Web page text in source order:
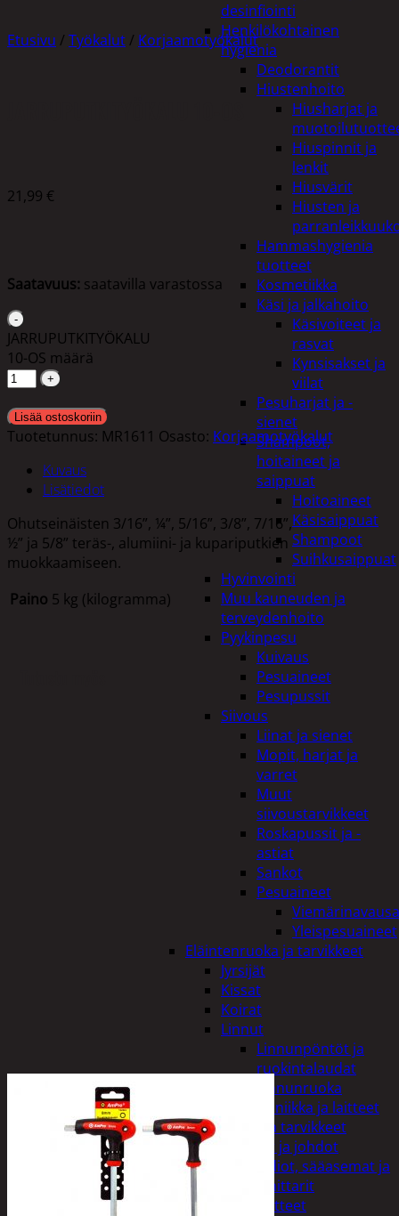
desinfiointi
Henkilökohtainen
hygienia
Deodorantit
Hiustenhoito
Hiusharjat ja
Hiuspinnit ja
lenkit
Hiusvärit
Hiusten ja
Hammashygienia
tuotteet
Kosmetiikka
Käsi ja jalkahoito
Käsivoiteet ja
rasvat
Kynsisakset ja
viilat
Pesuharjat ja -
sienet
Shampoot,
hoitaineet ja
saippuat
Hoitoaineet
Käsisaippuat
Shampoot
Suihkusaippuat
Hyvinvointi
Muu kauneuden ja
terveydenhoito
Pyykinpesu
Kuivaus
Pesuaineet
Pesupussit
Siivous
Liinat ja sienet
Mopit, harjat ja
varret
Muut
siivoustarvikkeet
Roskapussit ja -
astiat
Sankot
Pesuaineet
Yleispesuaineet
Eläintenruoka ja tarvikkeet
Jyrsijät
Kissat
Koirat
Linnut
Linnunpöntöt ja
ruokintalaudat
Linnunruoka
Kodin elektroniikka ja laitteet
Imurit ja tarvikkeet
Kaapelit ja johdot
Kelloradiot, sääasemat ja
lämpömittarit
Oheislaitteet
Etusivu / Työkalut / Korjaamotyökalut
21,99 €
Saatavuus: saatavilla varastossa
JARRUPUTKITYÖKALU
10-OS määrä
Lisää ostoskoriin
Tuotetunnus: MR1611 Osasto: Korjaamotyökalut
Kuvaus
Lisätiedot
Ohutseinäisten 3/16”, ¼”, 5/16”, 3/8”, 7/16”,
½” ja 5/8” teräs-, alumiini- ja kupariputkien
muokkaamiseen.
Paino 5 kg (kilogramma)